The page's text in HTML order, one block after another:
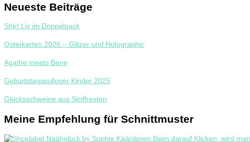
Neueste Beiträge
Shirt Liv im Doppelpack
Osterkarten 2026 – Glitzer und Holographic
Agathe meets Bene
Geburtstagspullover Kinder 2025
Glücksschweine aus Stoffresten
Meine Empfehlung für Schnittmuster